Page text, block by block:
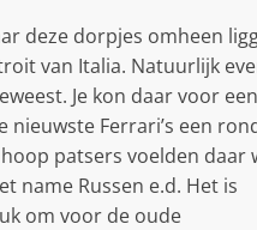
deze dorpjes omheen
van Italia. Natuurlijk
Je kon daar voor
nieuwste Ferrari’s een
patsers voelden daar
name Russen e.d. Het is
om voor de oude